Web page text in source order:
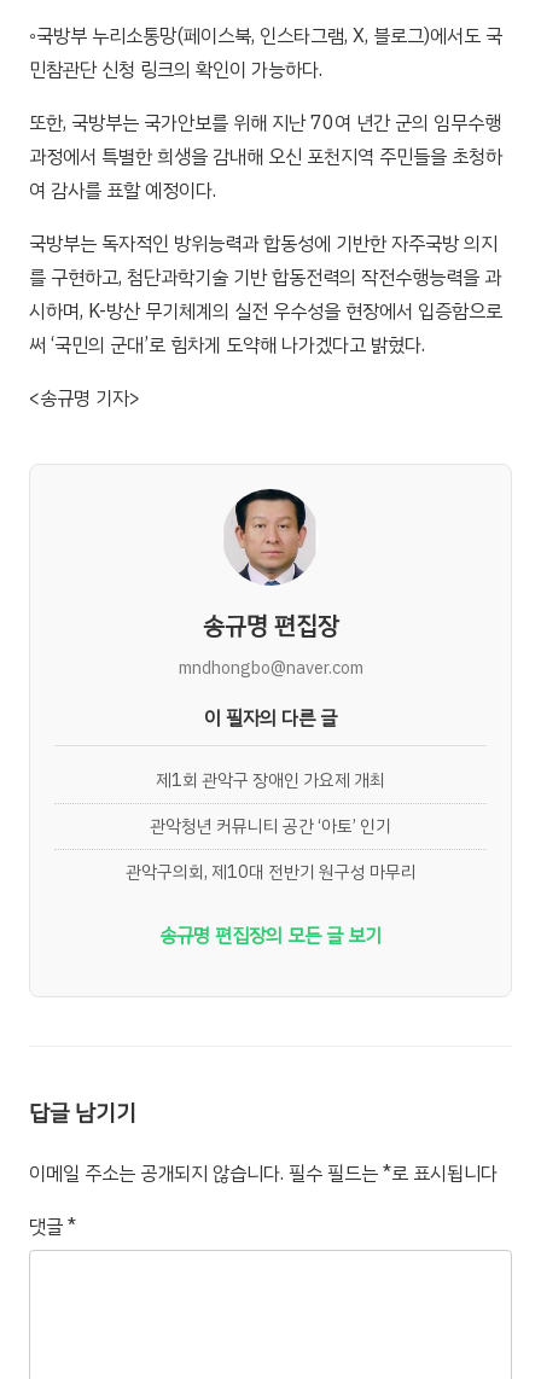
◦국방부 누리소통망(페이스북, 인스타그램, X, 블로그)에서도 국
민참관단 신청 링크의 확인이 가능하다.
또한, 국방부는 국가안보를 위해 지난 70여 년간 군의 임무수행
과정에서 특별한 희생을 감내해 오신 포천지역 주민들을 초청하
여 감사를 표할 예정이다.
국방부는 독자적인 방위능력과 합동성에 기반한 자주국방 의지
를 구현하고, 첨단과학기술 기반 합동전력의 작전수행능력을 과
시하며, K-방산 무기체계의 실전 우수성을 현장에서 입증함으로
써 ‘국민의 군대’로 힘차게 도약해 나가겠다고 밝혔다.
<송규명 기자>
송규명 편집장
mndhongbo@naver.com
이 필자의 다른 글
제1회 관악구 장애인 가요제 개최
관악청년 커뮤니티 공간 ‘아토’ 인기
관악구의회, 제10대 전반기 원구성 마무리
송규명 편집장의 모든 글 보기
답글 남기기
이메일 주소는 공개되지 않습니다. 필수 필드는*로 표시됩니다
댓글*